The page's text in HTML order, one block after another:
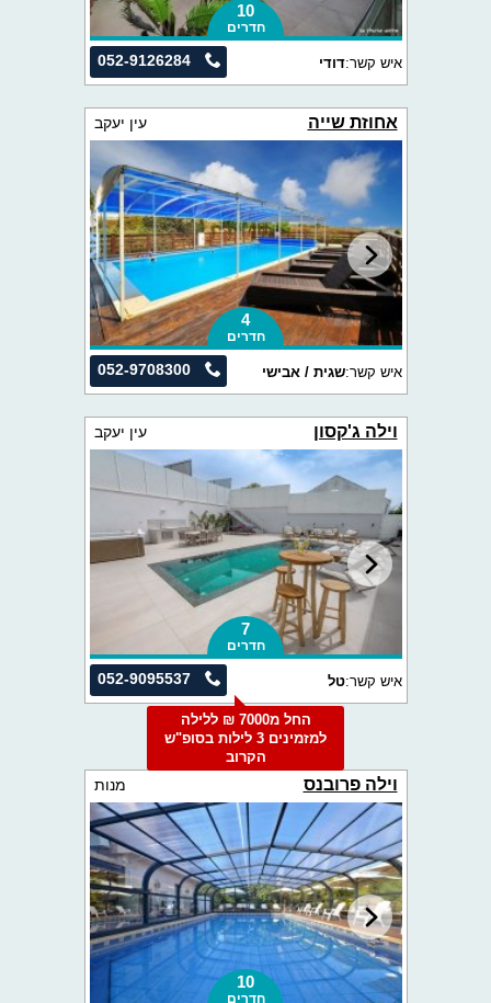
10
חדרים
052-9126284 איש קשר:דודי
אחוזת שייה עין יעקב
4
חדרים
052-9708300 איש קשר:שגית / אבישי
וילה ג'קסון עין יעקב
7
חדרים
052-9095537 איש קשר:טל
החל מ7000 ₪ ללילה
למזמינים 3 לילות בסופ"ש
הקרוב
וילה פרובנס מנות
10
חדרים